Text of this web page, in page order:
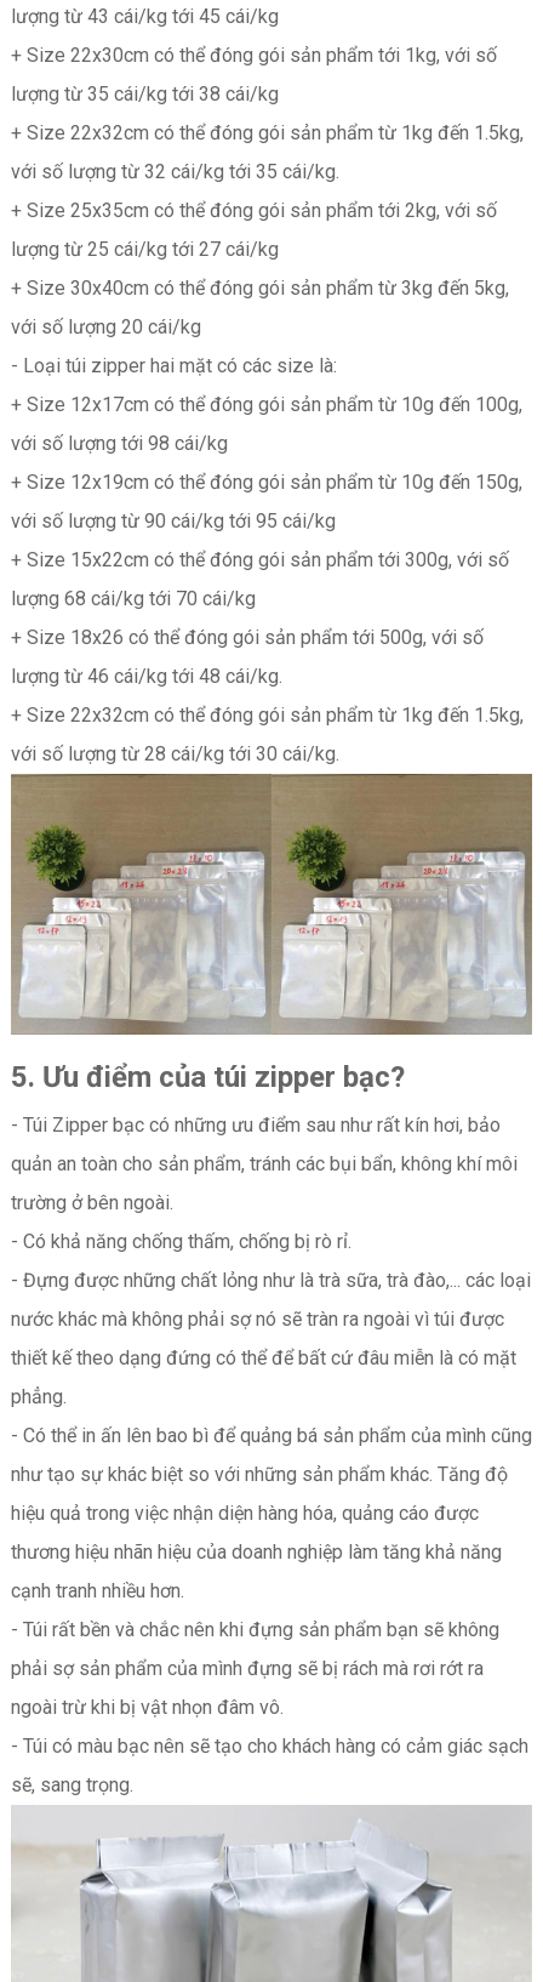
lượng từ 43 cái/kg tới 45 cái/kg
+ Size 22x30cm có thể đóng gói sản phẩm tới 1kg, với số
lượng từ 35 cái/kg tới 38 cái/kg
+ Size 22x32cm có thể đóng gói sản phẩm từ 1kg đến 1.5kg,
với số lượng từ 32 cái/kg tới 35 cái/kg.
+ Size 25x35cm có thể đóng gói sản phẩm tới 2kg, với số
lượng từ 25 cái/kg tới 27 cái/kg
+ Size 30x40cm có thể đóng gói sản phẩm từ 3kg đến 5kg,
với số lượng 20 cái/kg
- Loại túi zipper hai mặt có các size là:
+ Size 12x17cm có thể đóng gói sản phẩm từ 10g đến 100g,
với số lượng tới 98 cái/kg
+ Size 12x19cm có thể đóng gói sản phẩm từ 10g đến 150g,
với số lượng từ 90 cái/kg tới 95 cái/kg
+ Size 15x22cm có thể đóng gói sản phẩm tới 300g, với số
lượng 68 cái/kg tới 70 cái/kg
+ Size 18x26 có thể đóng gói sản phẩm tới 500g, với số
lượng từ 46 cái/kg tới 48 cái/kg.
+ Size 22x32cm có thể đóng gói sản phẩm từ 1kg đến 1.5kg,
với số lượng từ 28 cái/kg tới 30 cái/kg.
5. Ưu điểm của túi zipper bạc?
- Túi Zipper bạc có những ưu điểm sau như rất kín hơi, bảo
quản an toàn cho sản phẩm, tránh các bụi bẩn, không khí môi
trường ở bên ngoài.
- Có khả năng chống thấm, chống bị rò rỉ.
- Đựng được những chất lỏng như là trà sữa, trà đào,... các loại
nước khác mà không phải sợ nó sẽ tràn ra ngoài vì túi được
thiết kế theo dạng đứng có thể để bất cứ đâu miễn là có mặt
phẳng.
- Có thể in ấn lên bao bì để quảng bá sản phẩm của mình cũng
như tạo sự khác biệt so với những sản phẩm khác. Tăng độ
hiệu quả trong việc nhận diện hàng hóa, quảng cáo được
thương hiệu nhãn hiệu của doanh nghiệp làm tăng khả năng
cạnh tranh nhiều hơn.
- Túi rất bền và chắc nên khi đựng sản phẩm bạn sẽ không
phải sợ sản phẩm của mình đựng sẽ bị rách mà rơi rớt ra
ngoài trừ khi bị vật nhọn đâm vô.
- Túi có màu bạc nên sẽ tạo cho khách hàng có cảm giác sạch
sẽ, sang trọng.